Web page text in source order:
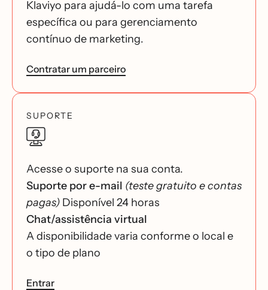
Klaviyo para ajudá-lo com uma tarefa
específica ou para gerenciamento
contínuo de marketing.
Contratar um parceiro
SUPORTE
Acesse o suporte na sua conta.
Suporte por e-mail (teste gratuito e contas
pagas) Disponível 24 horas
Chat/assistência virtual
A disponibilidade varia conforme o local e
o tipo de plano
Entrar